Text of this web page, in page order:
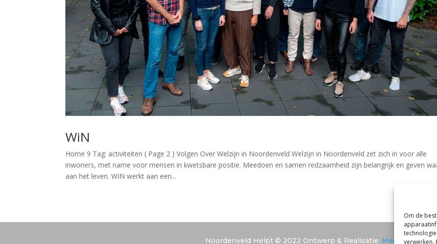
Om de
verwerken.
WiN
Home 9 Tag: activiteiten ( Page 2 ) Volgen Over Welzijn in Noordenveld Welzijn in Noordenveld zet zich in voor alle
inwoners, met name voor mensen in kwetsbare positie. Meedoen en samen redzaamheid zijn belangrijk en geven
aan het leven. WIN werkt aan een...
Noordenveld Helpt © 2022 Ontwerp & Realisatie: Media Totaal